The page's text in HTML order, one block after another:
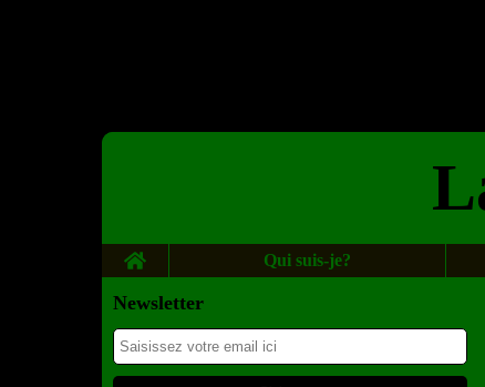
Home Qui suis-je?
Newsletter